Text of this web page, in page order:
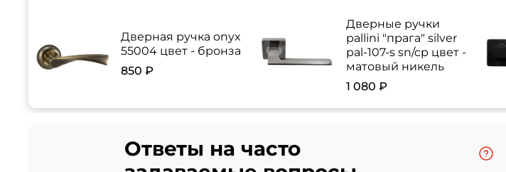
Дверная ручка onyx
55004 цвет - бронза
850 ₽
Дверные ручки
pallini "прага" silver
pal-107-s sn/cp цвет -
матовый никель
1 080 ₽
Ответы на часто